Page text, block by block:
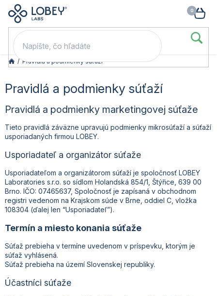
Prejsť
obsah
kódom LOB20 (nad 80 eur). 👉
/ Pravidlá a podmienky súťaží
Pravidlá a podmienky súťaží
Pravidlá a podmienky marketingovej súťaže
Tieto pravidlá záväzne upravujú podmienky mikrosúťaží a súťaží
usporiadaných firmou LOBEY.
Usporiadateľ a organizátor súťaže
Usporiadateľom a organizátorom súťaží je spoločnosť LOBEY
Laboratories s.r.o. so sídlom Holandská 854/1, Štýřice, 639 00
Brno. IČO: 07465637, Spoločnosť je zapísaná v obchodnom
registri vedenom na Krajskom súde v Brne, oddiel C, vložka
108304 (ďalej len “Usporiadateľ”).
Termín a miesto konania súťaže
Súťaž prebieha v termíne uvedenom v príspevku, ktorým je
súťaž vyhlásená.
Súťaž prebieha na území Slovenskej republiky.
Účastníci súťaže